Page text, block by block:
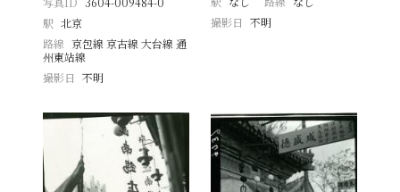
駅 北京
路線 京包線 京古線 大台線 通
州東站線
撮影日
不明
撮影日 不明